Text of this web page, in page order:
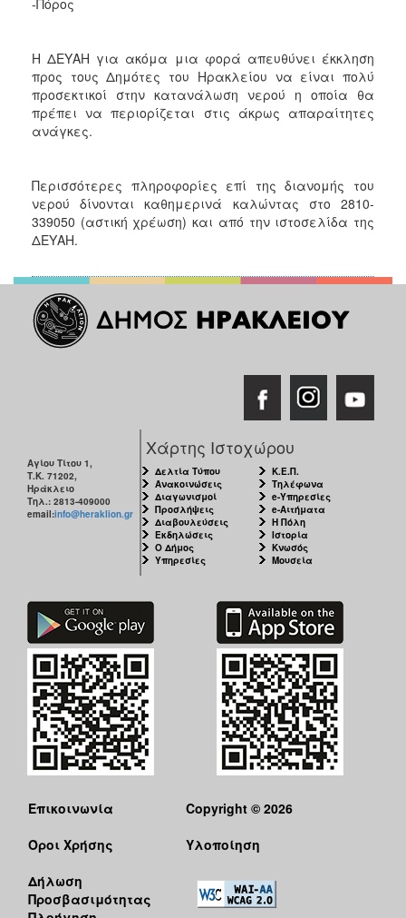
Η ΔΕΥΑΗ για ακόμα μια φορά απευθύνει έκκληση
προς τους Δημότες του Ηρακλείου να είναι πολύ
προσεκτικοί στην κατανάλωση νερού η οποία θα
πρέπει να περιορίζεται στις άκρως απαραίτητες
ανάγκες.
Περισσότερες πληροφορίες επί της διανομής του
νερού δίνονται καθημερινά καλώντας στο 2810-
339050 (αστική χρέωση) και από την ιστοσελίδα της
ΔΕΥΑΗ.
Αγίου Τίτου 1,
Τ.Κ. 71202,
Ηράκλειο
Τηλ.: 2813-409000
email:info@heraklion.gr
Χάρτης Ιστοχώρου
Δελτία Τύπου
Ανακοινώσεις
Διαγωνισμοί
Προσλήψεις
Διαβουλεύσεις
Εκδηλώσεις
Ο Δήμος
Υπηρεσίες
Κ.Ε.Π.
Τηλέφωνα
e-Υπηρεσίες
e-Αιτήματα
Η Πόλη
Ιστορία
Κνωσός
Μουσεία
Επικοινωνία
Όροι Χρήσης
Δήλωση
Προσβασιμότητας
Copyright © 2026
Υλοποίηση